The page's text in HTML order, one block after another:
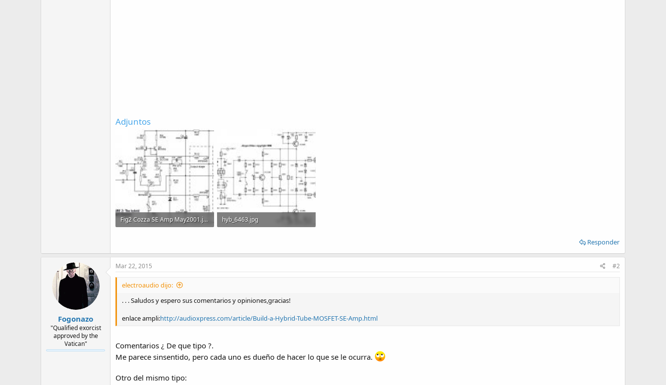
Adjuntos
Fig2 Cozza SE Amp May2001.jpg
hyb_6463.jpg
Responder
Fogonazo
"Qualified exorcist
approved by the
Vatican"
Mar 22, 2015 #2
electroaudio dijo:
. . . Saludos y espero sus comentarios y opiniones,gracias!
enlace ampli:http://audioxpress.com/article/Build-a-Hybrid-Tube-MOSFET-SE-Amp.html
Comentarios ¿ De que tipo ?.
Me parece sinsentido, pero cada uno es dueño de hacer lo que se le ocurra.
Otro del mismo tipo: